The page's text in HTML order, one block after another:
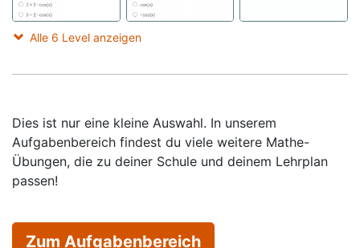
Alle 6 Level anzeigen
Dies ist nur eine kleine Auswahl. In unserem
Aufgabenbereich findest du viele weitere Mathe-
Übungen, die zu deiner Schule und deinem Lehrplan
passen!
Zum Aufgabenbereich